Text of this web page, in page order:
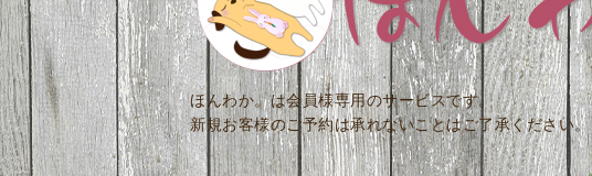
ほんわか。は会員様専用のサービスです。
新規お客様のご予約は承れないことはご了承ください。